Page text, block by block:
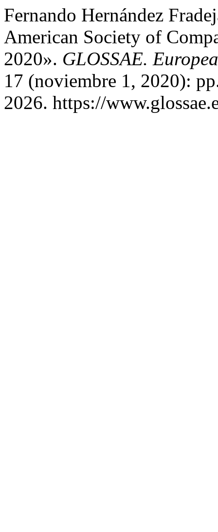
Fernando Hernández
American Society of
2020». GLOSSAE.
17 (noviembre 1, 2020):
2026. https://